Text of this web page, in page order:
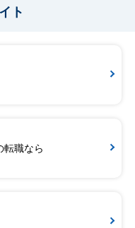
ト
転職なら